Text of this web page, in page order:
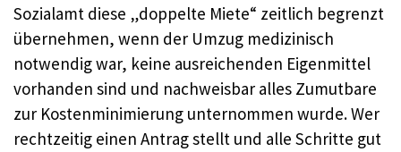
Sozialamt diese „doppelte Miete“ zeitlich begrenzt
übernehmen, wenn der Umzug medizinisch
notwendig war, keine ausreichenden Eigenmittel
vorhanden sind und nachweisbar alles Zumutbare
zur Kostenminimierung unternommen wurde. Wer
rechtzeitig einen Antrag stellt und alle Schritte gut